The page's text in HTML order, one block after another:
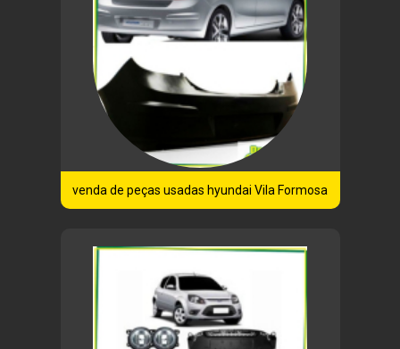
venda de peças usadas hyundai Vila Formosa